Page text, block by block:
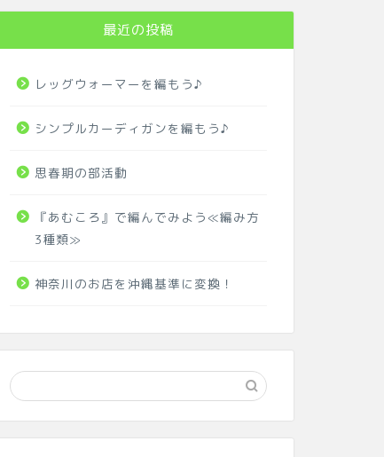
最近の投稿
レッグウォーマーを編もう♪
シンプルカーディガンを編もう♪
思春期の部活動
『あむころ』で編んでみよう≪編み方
3種類≫
神奈川のお店を沖縄基準に変換！